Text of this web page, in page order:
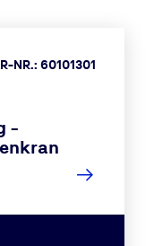
NR.: 60101301
-